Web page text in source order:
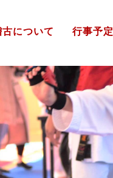
について 行事予定